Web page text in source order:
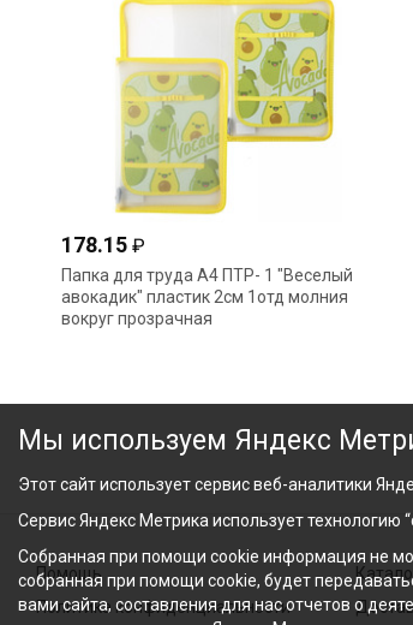
178.15 ₽
Папка для труда А4 ПТР- 1 "Веселый
авокадик" пластик 2см 1отд молния
вокруг прозрачная
Помощь
Политика конфиденциальности
Мы используем Яндекс
Этот сайт использует сервис веб-аналитики
Сервис Яндекс Метрика использует
Собранная при помощи cookie информация не
собранная при помощи cookie, будет
вами сайта, составления для нас отчетов о